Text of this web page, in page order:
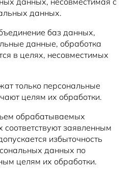
данных.
баз данных,
данные, обработка
в целях, несовместимых
только персональные
целям их обработки.
обрабатываемых
заявленным
избыточность
данных по
целям их обработки.